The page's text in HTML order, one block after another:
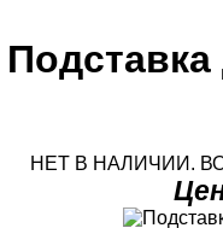
НЕТ В НАЛИЧИИ.